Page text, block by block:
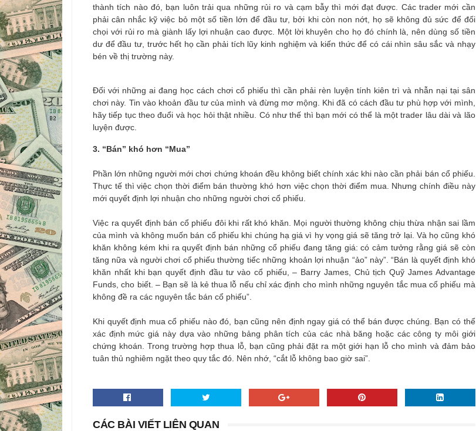
thành tích nào đó, bạn luôn trải qua những rủi ro và cạm bẫy thì mới đạt được. Các trader mới cần
phải cân nhắc kỹ việc bỏ một số tiền lớn để đầu tư, bởi khi còn non nớt, họ sẽ không đủ sức để đối
chọi với rủi ro mà giành lấy lợi nhuận cao được. Một lời khuyên cho họ đó chính là, nên dùng số tiền
dư để đầu tư, trước hết họ cần phải tích lũy kinh nghiệm và kiến thức để có cái nhìn sâu sắc và nhạy
bén về thị trường này.
Đối với những ai đang học cách chơi cổ phiếu thì cần phải rèn luyện tính kiên trì và nhẫn nại tại sân
chơi này. Tin vào khoản đầu tư của mình và đừng mơ mộng. Khi đã có cách đầu tư phù hợp với mình,
hãy tiếp tục theo đuổi và học hỏi thật nhiều. Có như thế thì bạn mới có thể là một trader lâu dài và lão
luyện được.
3. “Bán” khó hơn “Mua”
Phần lớn những người mới chơi chứng khoán đều không biết chính xác khi nào cần phải bán cổ phiếu.
Thực tế thì việc chọn thời điểm bán thường khó hơn việc chọn thời điểm mua. Nhưng chính điều này
mới quyết định lợi nhuận cho những người chơi cổ phiếu.
Việc ra quyết định bán cổ phiếu đôi khi rất khó khăn. Mọi người thường không chịu thừa nhận sai lầm
của mình và không muốn bán cổ phiếu khi chúng hạ giá vì hy vọng giá sẽ tăng trở lại. Và họ cũng khó
khăn không kém khi ra quyết định bán những cổ phiếu đang tăng giá: có cảm tưởng rằng giá sẽ còn
tăng nữa và người chơi cổ phiếu thường tiếc những khoản lợi nhuận “ảo” này”. “Bán là quyết định khó
khăn nhất khi bạn quyết định đầu tư vào cổ phiếu, – Barry James, Chủ tịch Quỹ James Advantage
Funds, cho biết. – Bạn sẽ là kẻ thua lỗ nếu chỉ xác định cho mình những nguyên tắc mua cổ phiếu mà
không đề ra các nguyên tắc bán cổ phiếu”.
Khi quyết định mua cổ phiếu nào đó, bạn cũng nên định ngay giá có thể bán được chúng. Bạn có thể
xác định mức giá này dựa vào những bảng phân tích của các nhà băng hoặc các công ty môi giới
chứng khoán. Trong trường hợp thua lỗ, bạn cũng phải đặt ra một giới hạn lỗ cho mình và đảm bảo
tuân thủ nghiêm ngặt theo quy tắc đó. Nên nhớ, “cắt lỗ không bao giờ sai”.
CÁC BÀI VIẾT LIÊN QUAN